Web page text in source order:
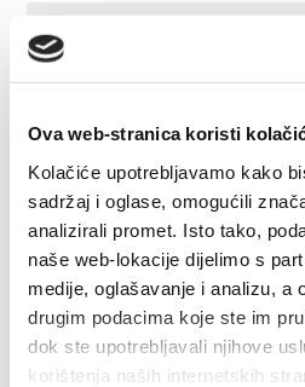
Ova web-stranica koristi
Kolačiće upotrebljavamo kako
sadržaj i oglase, omogućili
analizirali promet. Isto tako,
naše web-lokacije dijelimo s
medije, oglašavanje i analizu, a
drugim podacima koje ste im
dok ste upotrebljavali njihove
korištenja naših internetskih